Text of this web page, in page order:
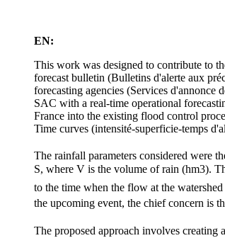
EN:
This work was designed to contribute to
forecast bulletin (Bulletins d'alerte aux
forecasting agencies (Services
SAC with a real-time operational
France into the existing flood control
Time curves (intensité-superficie-temps
The rainfall parameters considered were
S, where V is the volume of rain (hm3).
to the time when the flow at the
the upcoming event, the chief concern is
The proposed approach involves